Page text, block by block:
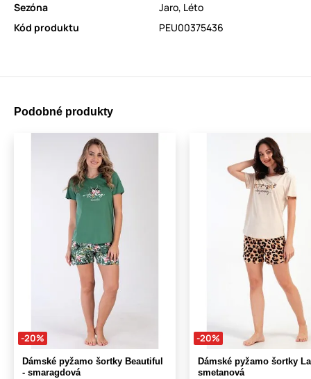
Sezóna
Jaro, Léto
Kód produktu
PEU00375436
Podobné produkty
-20%
Dámské pyžamo šortky Beautiful
- smaragdová
-20%
Dámské pyžamo šortky
smetanová